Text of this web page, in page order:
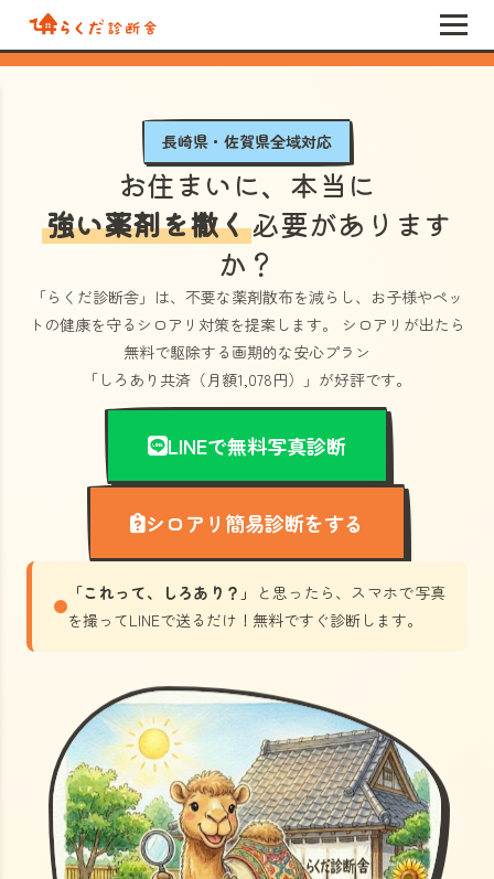
長崎県・佐賀県全域対応
お住まいに、本当に
強い薬剤を撒く必要があります
か？
「らくだ診断舎」 は、不要な薬剤散布を減らし、お子様やペッ
トの健康を守るシロアリ対策を提案します。 シロアリが出たら
無料で駆除する画期的な安心プラン
「しろあり共済（月額1,078円）」 が好評です。
LINEで無料写真診断
シロアリ簡易診断をする
「これって、しろあり？」
と思ったら、スマホで写真
を撮ってLINEで送るだけ！無料ですぐ診断します。